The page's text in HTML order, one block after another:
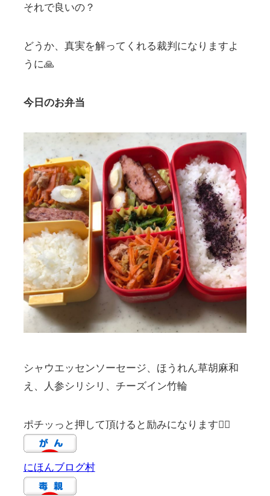
それで良いの？
どうか、真実を解ってくれる裁判になりますよ
うに🙏
今日のお弁当
シャウエッセンソーセージ、ほうれん草胡麻和
え、人参シリシリ、チーズイン竹輪
ポチッっと押して頂けると励みになります🙇‍♀️
にほんブログ村